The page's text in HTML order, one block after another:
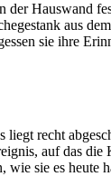
Hauswand
aus
sie ihre
recht
auf das
sie es